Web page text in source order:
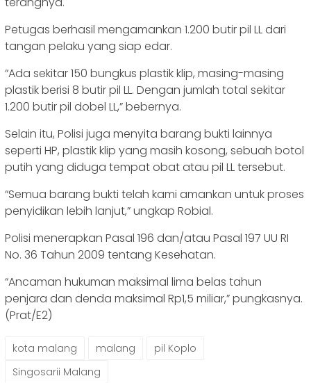
Petugas berhasil mengamankan 1.200 butir pil LL dari
tangan pelaku yang siap edar.
“Ada sekitar 150 bungkus plastik klip, masing-masing
plastik berisi 8 butir pil LL. Dengan jumlah total sekitar
1.200 butir pil dobel LL,” bebernya.
Selain itu, Polisi juga menyita barang bukti lainnya
seperti HP, plastik klip yang masih kosong, sebuah botol
putih yang diduga tempat obat atau pil LL tersebut.
“Semua barang bukti telah kami amankan untuk proses
penyidikan lebih lanjut,” ungkap Robial.
Polisi menerapkan Pasal 196 dan/atau Pasal 197 UU RI
No. 36 Tahun 2009 tentang Kesehatan.
“Ancaman hukuman maksimal lima belas tahun
penjara dan denda maksimal Rp1,5 miliar,” pungkasnya.
(Prat/E2)
kota malang malang
pil Koplo
Singosarii Malang